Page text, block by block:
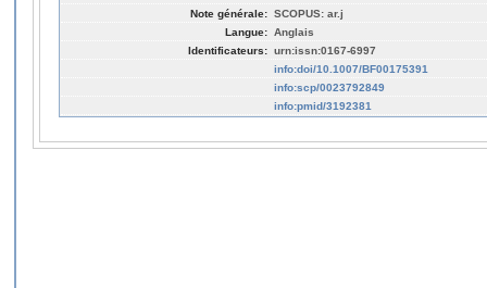
Note générale: SCOPUS: ar.j
Langue: Anglais
Identificateurs: urn:issn:0167-6997
info:doi/10.1007/BF00175391
info:scp/0023792849
info:pmid/3192381